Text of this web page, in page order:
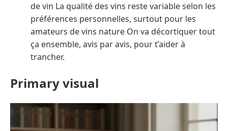
de vin La qualité des vins reste variable selon les
préférences personnelles, surtout pour les
amateurs de vins nature On va décortiquer tout
ça ensemble, avis par avis, pour t’aider à
trancher.
Primary visual